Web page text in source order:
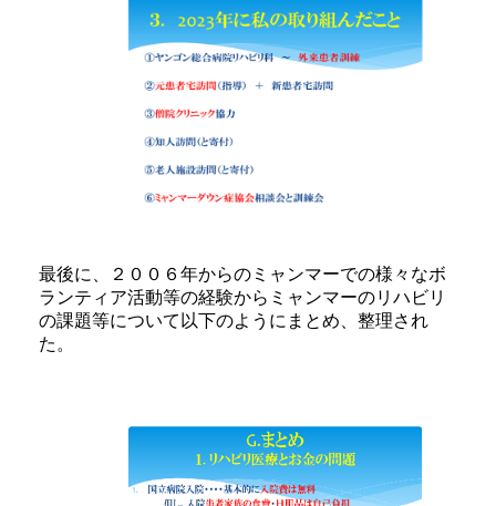
最後に、２００６年からのミャンマーでの様々なボ
ランティア活動等の経験からミャンマーのリハビリ
の課題等について以下のようにまとめ、整理され
た。